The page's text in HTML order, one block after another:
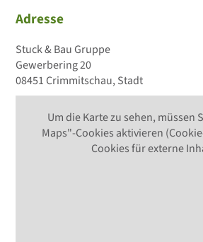
Adresse
Stuck & Bau Gruppe
Gewerbering 20
08451 Crimmitschau, Stadt
Um die Karte zu sehen, müssen
Maps"-Cookies aktivieren
Cookies für externe